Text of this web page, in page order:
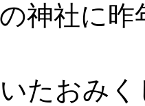
神社に
たおみ